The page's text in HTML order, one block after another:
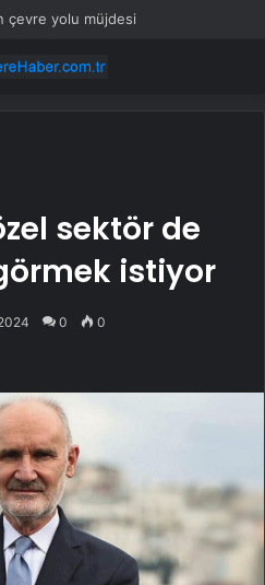
çevre yolu müjdesi
sektör de
istiyor
0 0